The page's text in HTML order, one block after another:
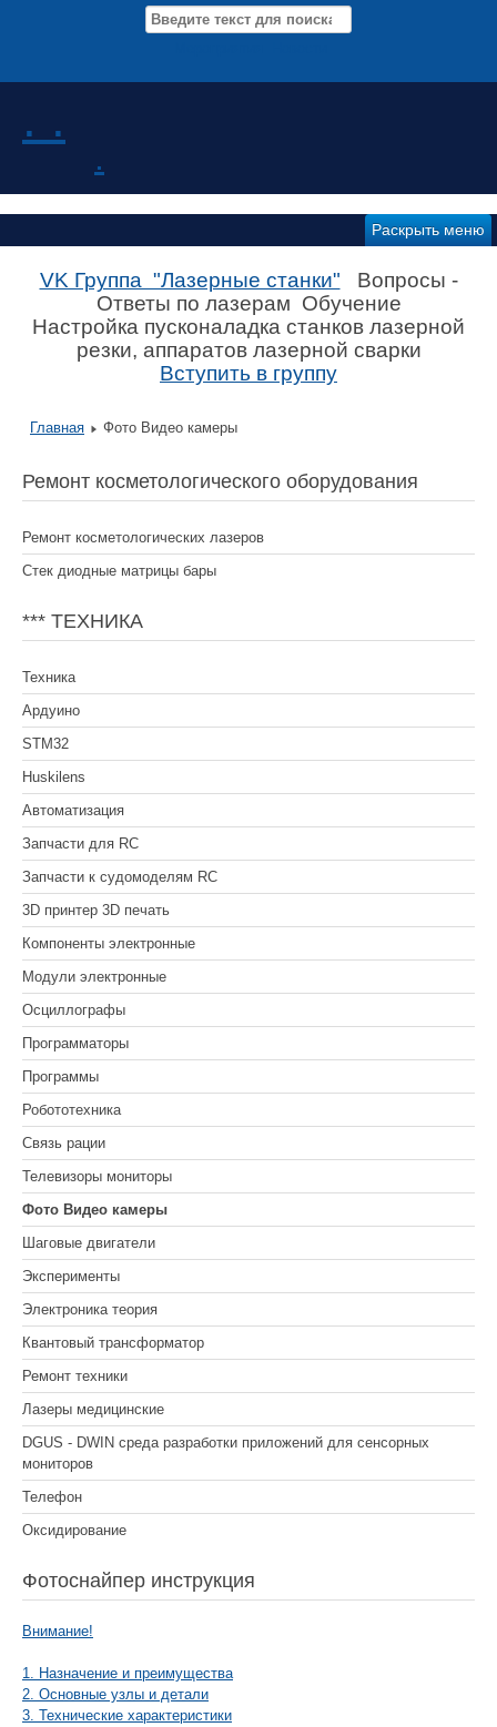
. .
.
Раскрыть меню
VK Группа "Лазерные станки" Вопросы -
Ответы по лазерам Обучение
Настройка пусконаладка станков лазерной
резки, аппаратов лазерной сварки
Вступить в группу
Главная Фото Видео камеры
Ремонт косметологического оборудования
Ремонт косметологических лазеров
Стек диодные матрицы бары
*** ТЕХНИКА
Техника
Ардуино
STM32
Huskilens
Автоматизация
Запчасти для RC
Запчасти к судомоделям RC
3D принтер 3D печать
Компоненты электронные
Модули электронные
Осциллографы
Программаторы
Программы
Робототехника
Связь рации
Телевизоры мониторы
Фото Видео камеры
Шаговые двигатели
Эксперименты
Электроника теория
Квантовый трансформатор
Ремонт техники
Лазеры медицинские
DGUS - DWIN среда разработки приложений для сенсорных
мониторов
Телефон
Оксидирование
Фотоснайпер инструкция
Внимание!
1. Назначение и преимущества
2. Основные узлы и детали
3. Технические характеристики